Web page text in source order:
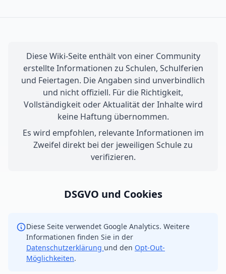
Diese Wiki-Seite enthält von einer Community
erstellte Informationen zu Schulen, Schulferien
und Feiertagen. Die Angaben sind unverbindlich
und nicht offiziell. Für die Richtigkeit,
Vollständigkeit oder Aktualität der Inhalte wird
keine Haftung übernommen.
Es wird empfohlen, relevante Informationen im
Zweifel direkt bei der jeweiligen Schule zu
verifizieren.
DSGVO und Cookies
Diese Seite verwendet Google Analytics. Weitere
Informationen finden Sie in der
Datenschutzerklärung und den Opt-Out-
Möglichkeiten.